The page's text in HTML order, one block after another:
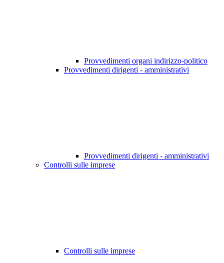
Provvedimenti organi indirizzo-politico
Provvedimenti dirigenti - amministrativi
Provvedimenti dirigenti - amministrativi
Controlli sulle imprese
Controlli sulle imprese